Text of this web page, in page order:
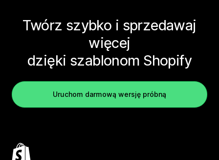
Twórz szybko i sprzedawaj
więcej
dzięki szablonom Shopify
Uruchom darmową wersję próbną